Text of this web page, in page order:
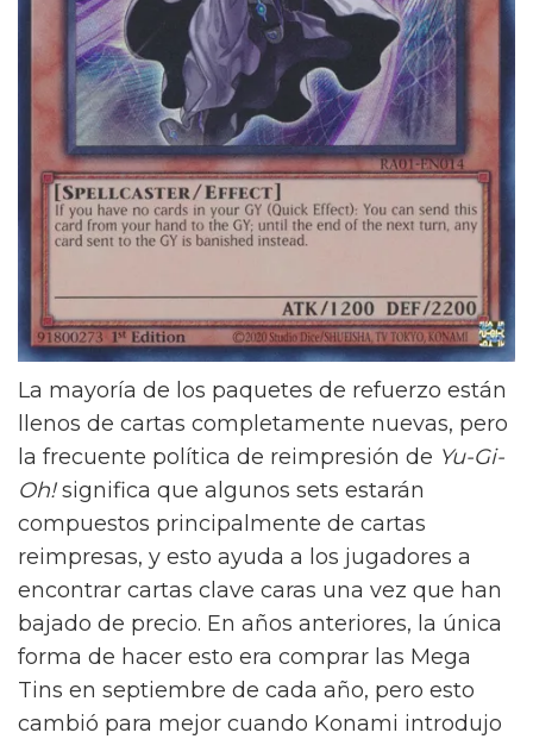
La mayoría de los paquetes de refuerzo están
llenos de cartas completamente nuevas, pero
la frecuente política de reimpresión de Yu-Gi-
Oh!significa que algunos sets estarán
compuestos principalmente de cartas
reimpresas, y esto ayuda a los jugadores a
encontrar cartas clave caras una vez que han
bajado de precio. En años anteriores, la única
forma de hacer esto era comprar las Mega
Tins en septiembre de cada año, pero esto
cambió para mejor cuando Konami introdujo